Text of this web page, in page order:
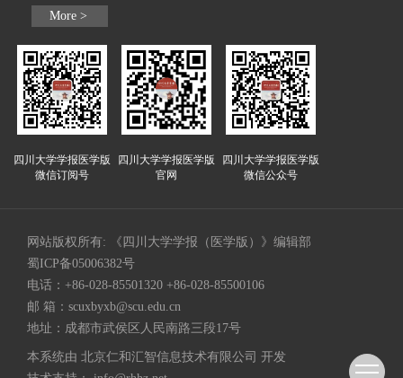
More >
四川大学学报医学版
微信订阅号
四川大学学报医学版
官网
四川大学学报医学版
微信公众号
网站版权所有: 《四川大学学报（医学版）》编辑部
蜀ICP备05006382号
电话：+86-028-85501320 +86-028-85500106
邮 箱： scuxbyxb@scu.edu.cn
地址：成都市武侯区人民南路三段17号
本系统由 北京仁和汇智信息技术有限公司 开发